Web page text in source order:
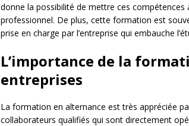
donne la possibilité de mettre ces
professionnel. De plus, cette formation est
prise en charge par l’entreprise qui embauche
L’importance de la
entreprises
La formation en alternance est très appréciée
collaborateurs qualifiés qui sont directement